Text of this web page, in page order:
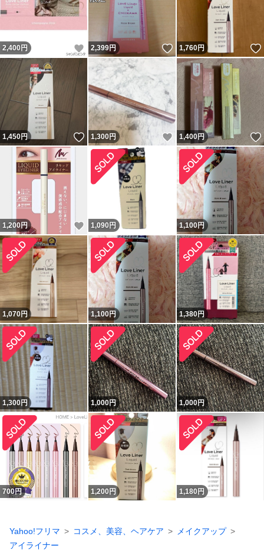
2,400 円 いいね！
2,399円 いいね！
1,760円
1,450円 いいね！
1,300円 いいね！
1,400円
1,200円 いいね！
1,090 円 1,100円
1,070円 1,100円 1,380円
1,300円 1,000円 1,000円
700円 1,200 円 1,180 円
Yahoo!フリマ コスメ、美容、ヘアケア
メイクアップ
アイライナー